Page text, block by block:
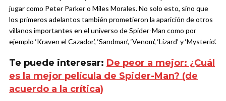
jugar como Peter Parker o Miles Morales. No solo esto, sino que
los primeros adelantos también prometieron la aparición de otros
villanos importantes en el universo de Spider-Man como por
ejemplo ‘Kraven el Cazador’, ‘Sandman’, ‘Venom’, ‘Lizard’ y ‘Mysterio’.
Te puede interesar: De peor a mejor: ¿Cuál
es la mejor película de Spider-Man? (de
acuerdo a la crítica)